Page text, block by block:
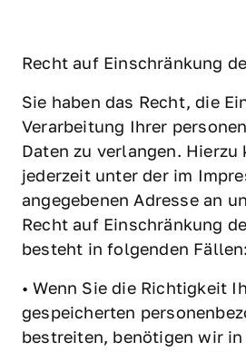
Recht auf Einschränkung
Sie haben das Recht, die
Verarbeitung Ihrer
Daten zu verlangen. Hierzu
jederzeit unter der im
angegebenen Adresse an
Recht auf Einschränkung
besteht in folgenden Fällen:
• Wenn Sie die Richtigkeit
gespeicherten
bestreiten, benötigen wir in